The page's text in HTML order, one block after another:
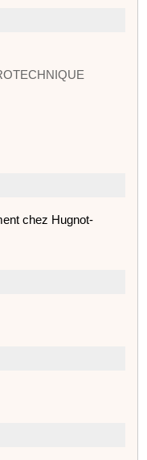
chez Hugnot-